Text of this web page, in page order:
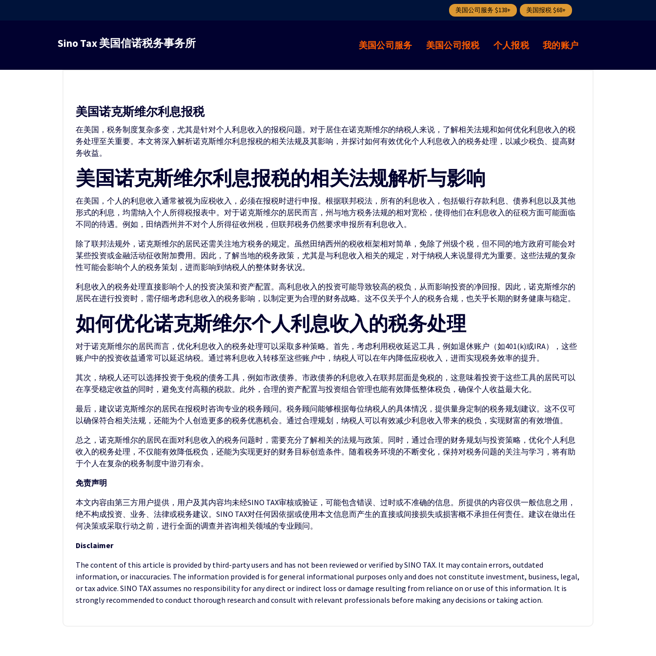
美国公司服务 $138+ 美国报税 $68+
容
Sino Tax 美国信诺税务事务所 美国公司服务 美国公司报税 个人报税 我的账户
美国诺克斯维尔利息报税
在美国，税务制度复杂多变，尤其是针对个人利息收入的报税问题。对于居住在诺克斯维尔的纳税人来说，了解相关法规和如何优化利息收入的税
务处理至关重要。本文将深入解析诺克斯维尔利息报税的相关法规及其影响，并探讨如何有效优化个人利息收入的税务处理，以减少税负、提高财
务收益。
美国诺克斯维尔利息报税的相关法规解析与影响
在美国，个人的利息收入通常被视为应税收入，必须在报税时进行申报。根据联邦税法，所有的利息收入，包括银行存款利息、债券利息以及其他
形式的利息，均需纳入个人所得税报表中。对于诺克斯维尔的居民而言，州与地方税务法规的相对宽松，使得他们在利息收入的征税方面可能面临
不同的待遇。例如，田纳西州并不对个人所得征收州税，但联邦税务仍然要求申报所有利息收入。
除了联邦法规外，诺克斯维尔的居民还需关注地方税务的规定。虽然田纳西州的税收框架相对简单，免除了州级个税，但不同的地方政府可能会对
某些投资或金融活动征收附加费用。因此，了解当地的税务政策，尤其是与利息收入相关的规定，对于纳税人来说显得尤为重要。这些法规的复杂
性可能会影响个人的税务策划，进而影响到纳税人的整体财务状况。
利息收入的税务处理直接影响个人的投资决策和资产配置。高利息收入的投资可能导致较高的税负，从而影响投资的净回报。因此，诺克斯维尔的
居民在进行投资时，需仔细考虑利息收入的税务影响，以制定更为合理的财务战略。这不仅关乎个人的税务合规，也关乎长期的财务健康与稳定。
如何优化诺克斯维尔个人利息收入的税务处理
对于诺克斯维尔的居民而言，优化利息收入的税务处理可以采取多种策略。首先，考虑利用税收延迟工具，例如退休账户（如401(k)或IRA），这些
账户中的投资收益通常可以延迟纳税。通过将利息收入转移至这些账户中，纳税人可以在年内降低应税收入，进而实现税务效率的提升。
其次，纳税人还可以选择投资于免税的债务工具，例如市政债券。市政债券的利息收入在联邦层面是免税的，这意味着投资于这些工具的居民可以
在享受稳定收益的同时，避免支付高额的税款。此外，合理的资产配置与投资组合管理也能有效降低整体税负，确保个人收益最大化。
最后，建议诺克斯维尔的居民在报税时咨询专业的税务顾问。税务顾问能够根据每位纳税人的具体情况，提供量身定制的税务规划建议。这不仅可
以确保符合相关法规，还能为个人创造更多的税务优惠机会。通过合理规划，纳税人可以有效减少利息收入带来的税负，实现财富的有效增值。
总之，诺克斯维尔的居民在面对利息收入的税务问题时，需要充分了解相关的法规与政策。同时，通过合理的财务规划与投资策略，优化个人利息
收入的税务处理，不仅能有效降低税负，还能为实现更好的财务目标创造条件。随着税务环境的不断变化，保持对税务问题的关注与学习，将有助
于个人在复杂的税务制度中游刃有余。
免责声明
本文内容由第三方用户提供，用户及其内容均未经SINO TAX审核或验证，可能包含错误、过时或不准确的信息。所提供的内容仅供一般信息之用，
绝不构成投资、业务、法律或税务建议。SINO TAX对任何因依据或使用本文信息而产生的直接或间接损失或损害概不承担任何责任。建议在做出任
何决策或采取行动之前，进行全面的调查并咨询相关领域的专业顾问。
Disclaimer
The content of this article is provided by third-party users and has not been reviewed or verified by SINO TAX. It may contain errors, outdated
information, or inaccuracies. The information provided is for general informational purposes only and does not constitute investment, business, legal,
or tax advice. SINO TAX assumes no responsibility for any direct or indirect loss or damage resulting from reliance on or use of this information. It is
strongly recommended to conduct thorough research and consult with relevant professionals before making any decisions or taking action.